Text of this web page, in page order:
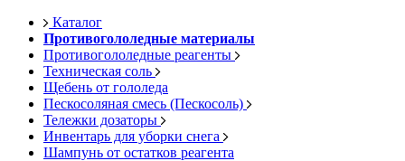
Каталог
Противогололедные материалы
Противогололедные реагенты
Техническая соль
Щебень от гололеда
Пескосоляная смесь (Пескосоль)
Тележки дозаторы
Инвентарь для уборки снега
Шампунь от остатков реагента